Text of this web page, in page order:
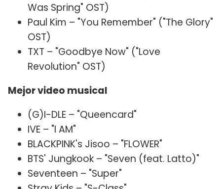
Was Spring" OST)
Paul Kim – "You Remember" ("The Glory"
OST)
TXT – "Goodbye Now" ("Love
Revolution" OST)
Mejor video musical
(G)I-DLE – "Queencard"
IVE – "I AM"
BLACKPINK's Jisoo – "FLOWER"
BTS' Jungkook – "Seven (feat. Latto)"
Seventeen – "Super"